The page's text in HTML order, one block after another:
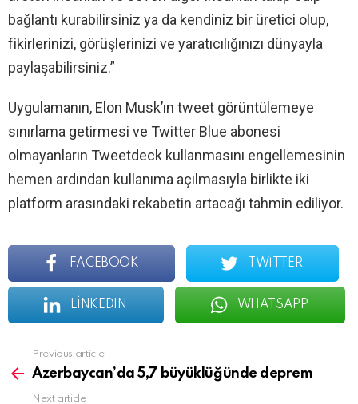
bağlantı kurabilirsiniz ya da kendiniz bir üretici olup,
fikirlerinizi, görüşlerinizi ve yaratıcılığınızı dünyayla
paylaşabilirsiniz.”
Uygulamanın, Elon Musk’ın tweet görüntülemeye
sınırlama getirmesi ve Twitter Blue abonesi
olmayanların Tweetdeck kullanmasını engellemesinin
hemen ardından kullanıma açılmasıyla birlikte iki
platform arasındaki rekabetin artacağı tahmin ediliyor.
FACEBOOK TWITTER
LINKEDIN WHATSAPP
more
Previous article
Azerbaycan’da 5,7 büyüklüğünde deprem
Next article